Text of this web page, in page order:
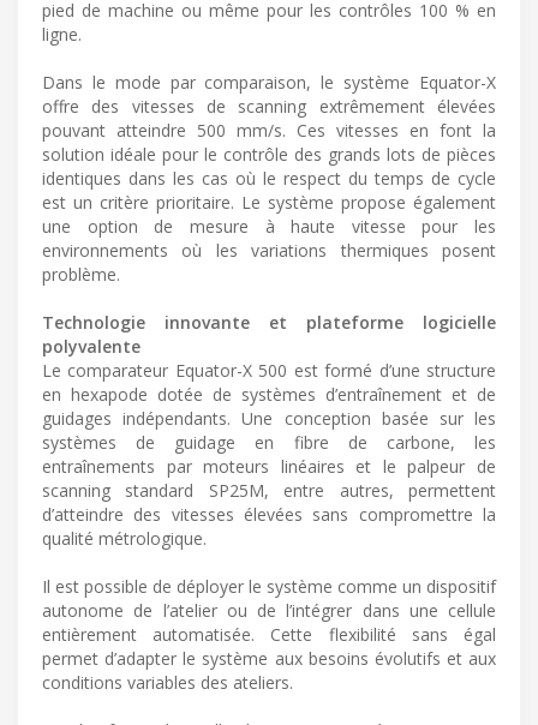
pied de machine ou même pour les contrôles 100 % en
ligne.
Dans le mode par comparaison, le système Equator-X
offre des vitesses de scanning extrêmement élevées
pouvant atteindre 500 mm/s. Ces vitesses en font la
solution idéale pour le contrôle des grands lots de pièces
identiques dans les cas où le respect du temps de cycle
est un critère prioritaire. Le système propose également
une option de mesure à haute vitesse pour les
environnements où les variations thermiques posent
problème.
Technologie innovante et plateforme logicielle
polyvalente
Le comparateur Equator-X 500 est formé d’une structure
en hexapode dotée de systèmes d’entraînement et de
guidages indépendants. Une conception basée sur les
systèmes de guidage en fibre de carbone, les
entraînements par moteurs linéaires et le palpeur de
scanning standard SP25M, entre autres, permettent
d’atteindre des vitesses élevées sans compromettre la
qualité métrologique.
Il est possible de déployer le système comme un dispositif
autonome de l’atelier ou de l’intégrer dans une cellule
entièrement automatisée. Cette flexibilité sans égal
permet d’adapter le système aux besoins évolutifs et aux
conditions variables des ateliers.